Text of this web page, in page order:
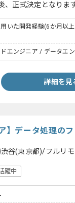
正式決定となります
用いた開発経験(6か月以
エンジニア / データエ
詳細を見
】データ処理の
渋谷(東京都)/フルリ
躍中